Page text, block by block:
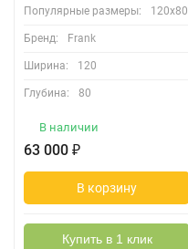
Популярные размеры: 120х80
Бренд: Frank
Ширина: 120
Глубина: 80
В наличии
63 000 ₽
В корзину
Купить в 1 клик